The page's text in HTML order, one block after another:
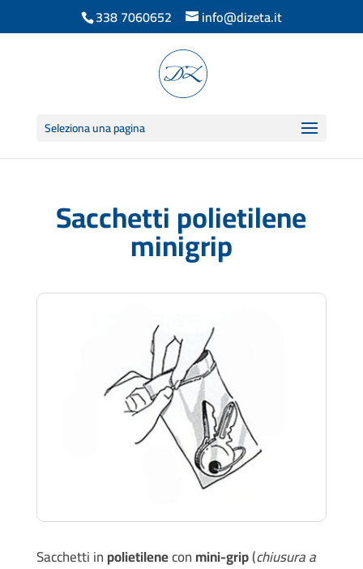
338 7060652 info@dizeta.it
Seleziona una pagina
Sacchetti polietilene
minigrip
Sacchetti inpolietileneconmini-grip(chiusura a